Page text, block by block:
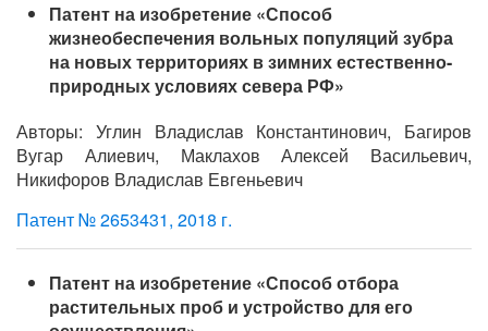
Патент на изобретение «Способ
жизнеобеспечения вольных популяций зубра
на новых территориях в зимних естественно-
природных условиях севера РФ»
Авторы: Углин Владислав Константинович, Багиров
Вугар Алиевич, Маклахов Алексей Васильевич,
Никифоров Владислав Евгеньевич
Патент № 2653431, 2018 г.
Патент на изобретение «Способ отбора
растительных проб и устройство для его